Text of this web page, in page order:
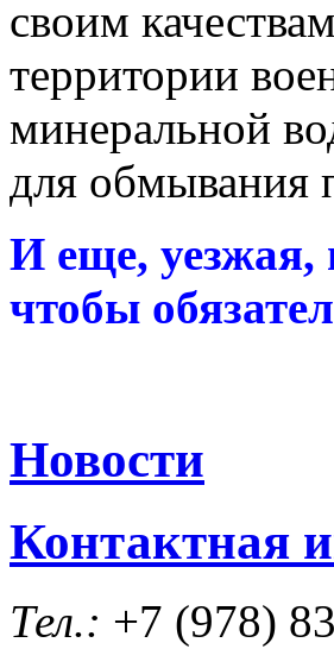
своим
территории
минеральной
для обмывания
И еще, уезжая,
чтобы
Новости
Контактная
Тел.: +7 (978)